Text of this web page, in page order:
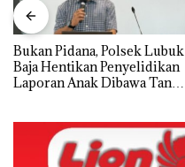
Bukan Pidana, Polsek Lubuk
Baja Hentikan Penyelidikan
Laporan Anak Dibawa Tanpa